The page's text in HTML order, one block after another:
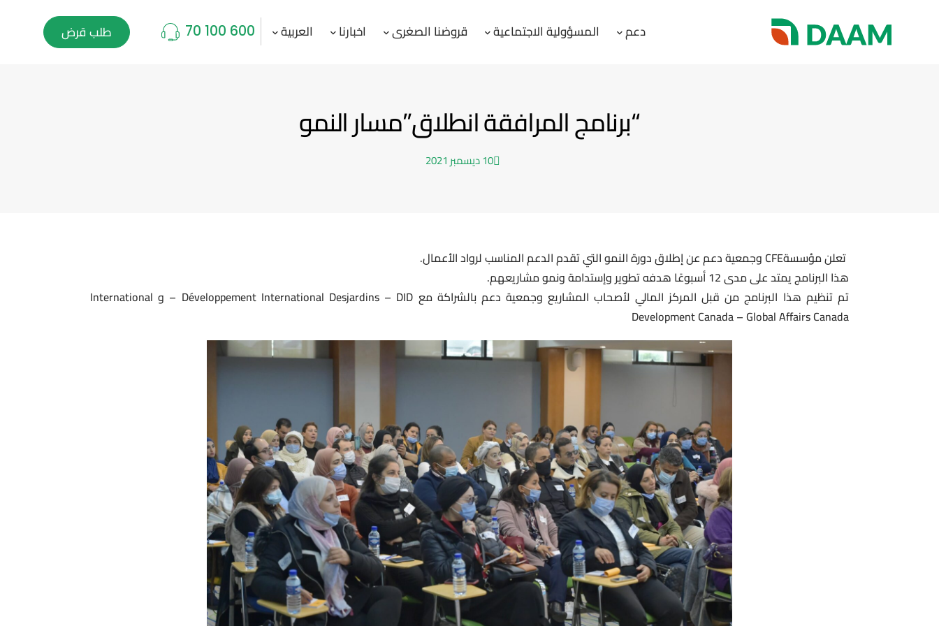
70 100 600 العربية اخبارنا قروضنا الصغرى المسؤولية الاجتماعية دعم طلب قرض
“برنامج المرافقة انطلاق”مسار النمو
10 ديسمبر 2021
تعلن مؤسسةCFE وجمعية دعم عن إطلاق دورة النمو التي تقدم الدعم المناسب لرواد الأعمال.
هذا البرنامج يمتد على مدى 12 أسبوعًا هدفه تطوير وإستدامة ونمو مشاريعهم.
تم تنظيم هذا البرنامج من قبل المركز المالي لأصحاب المشاريع وجمعية دعم بالشراكة مع Développement International Desjardins – DID – و International
Development Canada – Global Affairs Canada